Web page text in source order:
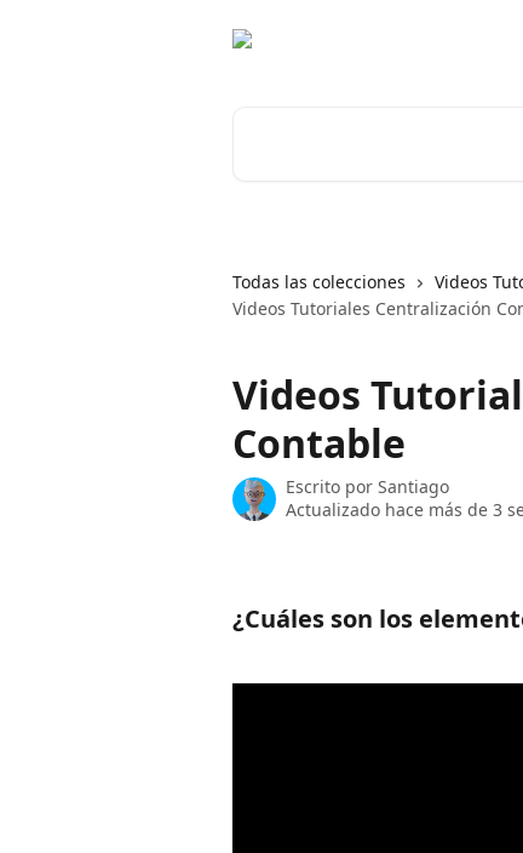
Todas las colecciones
Videos
Videos Tutoriales Centralización
Videos
Contable
Escrito por Santiago
Actualizado hace más de 3
¿Cuáles son los